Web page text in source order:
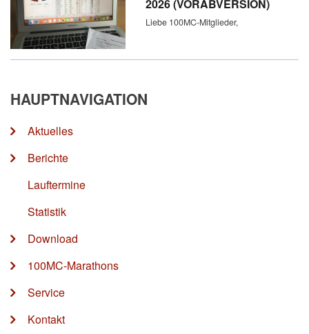
2026 (VORABVERSION)
Liebe 100MC-Mitglieder,
HAUPTNAVIGATION
Aktuelles
Berichte
Lauftermine
Statistik
Download
100MC-Marathons
Service
Kontakt